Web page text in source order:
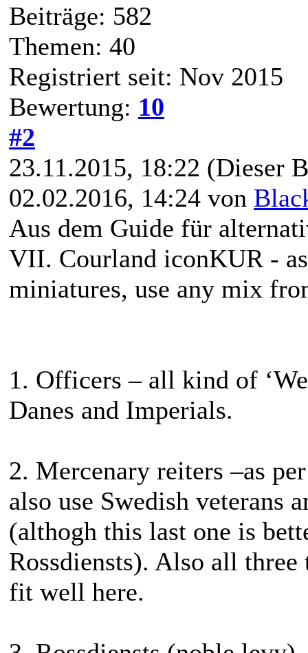
Beiträge: 582
Themen: 40
Registriert seit: Nov 2015
Bewertung: 10
#2
23.11.2015, 18:22 (Dieser
02.02.2016, 14:24 von
Aus dem Guide für
VII. Courland iconKUR -
miniatures, use any mix
1. Officers – all kind of
Danes and Imperials.
2. Mercenary reiters –as
also use Swedish veterans
(althogh this last one is
Rossdiensts). Also all
fit well here.